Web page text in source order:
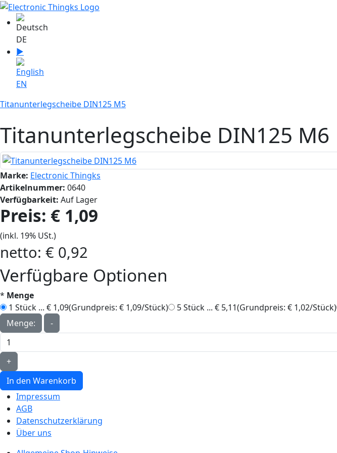
Sprache auswählen
DE
▶
EN
Titanunterlegscheibe DIN125 M5
Titanunterlegscheibe DIN125 M6
Marke: Electronic Thingks
Artikelnummer: 0640
Verfügbarkeit: Auf Lager
Preis: € 1,09‎
(inkl. 19% USt.)
netto: € 0,92‎
Verfügbare Optionen
* Menge
1 Stück ... € 1,09‎(Grundpreis: € 1,09/Stück) 5 Stück ... € 5,11‎(Grundpreis: € 1,02/Stück)
Menge:
-
+
In den Warenkorb
Impressum
AGB
Datenschutzerklärung
Über uns